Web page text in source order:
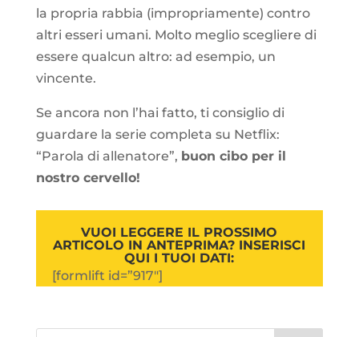
la propria rabbia (impropriamente) contro
altri esseri umani. Molto meglio scegliere di
essere qualcun altro: ad esempio, un
vincente.
Se ancora non l’hai fatto, ti consiglio di
guardare la serie completa su Netflix:
“Parola di allenatore”, buon cibo per il
nostro cervello!
VUOI LEGGERE IL PROSSIMO
ARTICOLO IN ANTEPRIMA? INSERISCI
QUI I TUOI DATI:
[formlift id=”917″]